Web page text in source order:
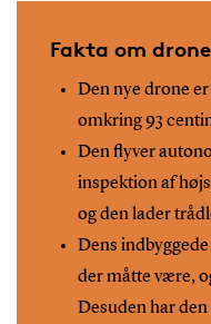
Fakta om
Den nye drone
omkring 93
Den flyver
inspektion af
og den lader
Dens
der måtte være,
Desuden har